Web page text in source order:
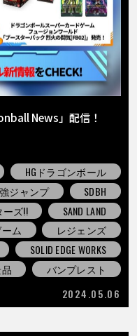
News」配信！
HGドラゴンボール
ジャンプ
SDBH
ーズ!!
SAND LAND
ム
レジェンズ
SOLID EDGE WORKS
バンプレスト
2024.05.06